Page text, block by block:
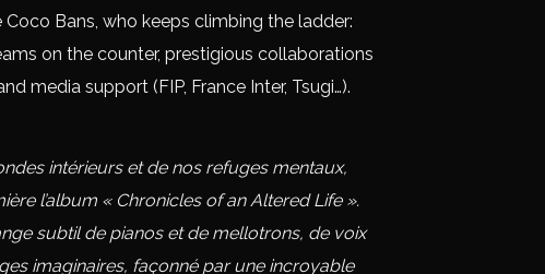
Bans, who keeps climbing the ladder:
on the counter, prestigious collaborations
media support (FIP, France Inter, Tsugi…).
intérieurs et de nos refuges mentaux,
l’album « Chronicles of an Altered Life ».
subtil de pianos et de mellotrons, de voix
imaginaires, façonné par une incroyable